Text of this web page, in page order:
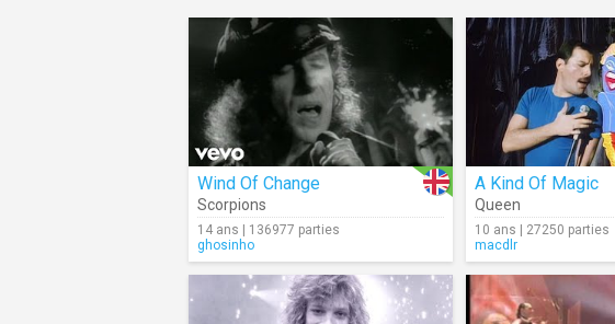
Wind Of Change
Scorpions
14 ans | 136977 parties
ghosinho
A Kind Of Magic
Queen
10 ans | 27250 parties
macdlr